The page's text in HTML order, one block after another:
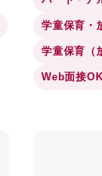
学童保育・
学童保育（
Web面接OK